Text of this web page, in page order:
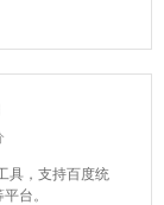
具，支持百度统
台。